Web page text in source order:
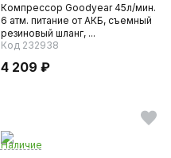
Компрессор Goodyear 45л/мин.
6 атм. питание от АКБ, съемный
резиновый шланг, ...
Код 232938
4 209 ₽
Наличие